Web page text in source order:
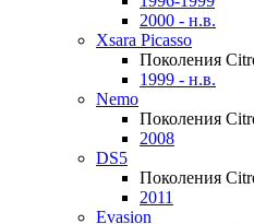
2000 - н.в.
Xsara Picasso
Поколения
1999 - н.в.
Nemo
Поколения
2008
DS5
Поколения
2011
Evasion